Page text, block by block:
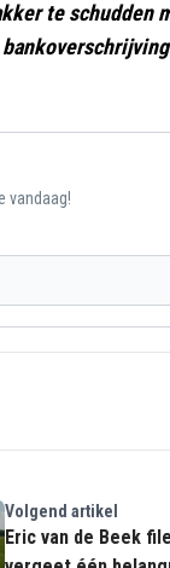
te schudden
vandaag!
Volgend artikel
Eric van de Beek